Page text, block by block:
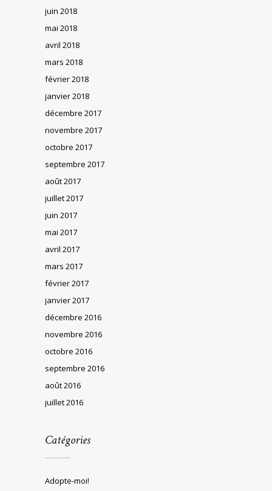
juin 2018
mai 2018
avril 2018
mars 2018
février 2018
janvier 2018
décembre 2017
novembre 2017
octobre 2017
septembre 2017
août 2017
juillet 2017
juin 2017
mai 2017
avril 2017
mars 2017
février 2017
janvier 2017
décembre 2016
novembre 2016
octobre 2016
septembre 2016
août 2016
juillet 2016
Catégories
Adopte-moi!